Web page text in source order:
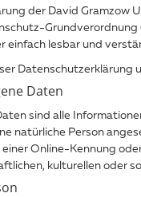
der David Gramzow
einfach lesbar und
Datenschutzerklärung
Daten
sind alle
natürliche Person
Online-Kennung
kulturellen oder